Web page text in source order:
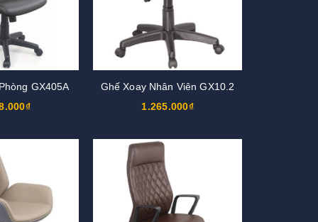
GX405A
Ghế Xoay Nhân Viên GX10.2
1.265.000₫